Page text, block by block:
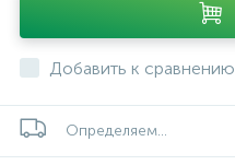
Добавить к сравнению
Определяем...